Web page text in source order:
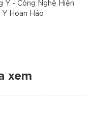
Hiện
Hoàn Hảo
xem